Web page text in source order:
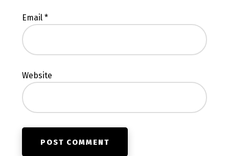
Email *
Website